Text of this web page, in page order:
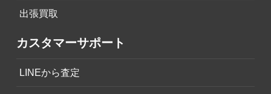
出張買取
カスタマーサポート
LINEから査定